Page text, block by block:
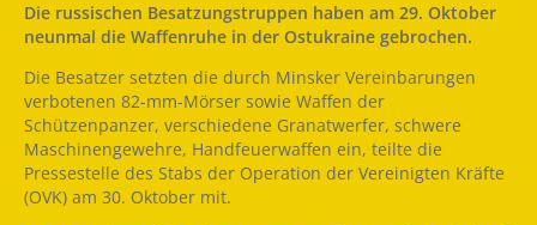
Die russischen Besatzungstruppen haben am 29. Oktober
neunmal die Waffenruhe in der Ostukraine gebrochen.
Die Besatzer setzten die durch Minsker Vereinbarungen
verbotenen 82-mm-Mörser sowie Waffen der
Schützenpanzer, verschiedene Granatwerfer, schwere
Maschinengewehre, Handfeuerwaffen ein, teilte die
Pressestelle des Stabs der Operation der Vereinigten Kräfte
(OVK) am 30. Oktober mit.